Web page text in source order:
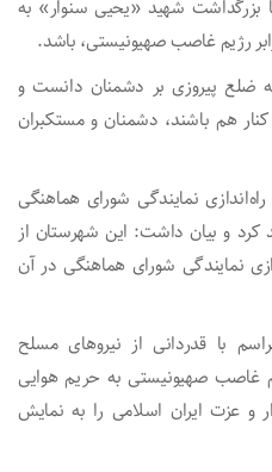
بزرگداشت شهید «یحیی سنوار» به
رژیم غاصب صهیونیستی، باشد.
ضلع پیروزی بر دشمنان دانست و
هم باشند، دشمنان و مستکبران
نمایندگی شورای هماهنگی
کرد و بیان داشت: این شهرستان از
نمایندگی شورای هماهنگی در آن
با قدردانی از نیروهای مسلح
غاصب صهیونیستی به حریم هوایی
و عزت ایران اسلامی را به نمایش